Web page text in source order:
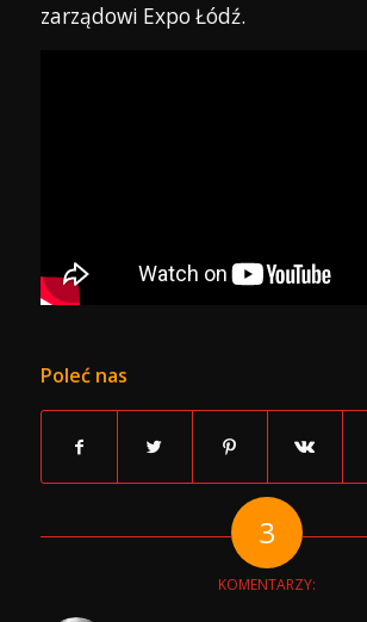
zarządowi Expo Łódź.
Poleć nas
3
KOMENTARZY: